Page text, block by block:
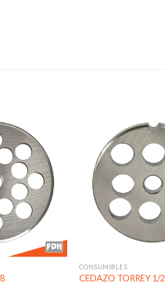
Añadir
a la
lista de
deseos
CONSUMIBLES
CEDAZO TORREY 1/2